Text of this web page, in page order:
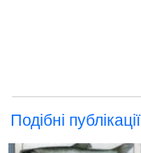
Подібні публікації